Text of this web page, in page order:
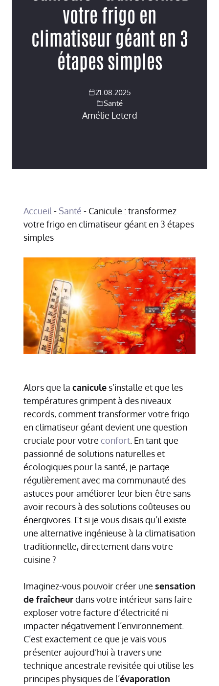
votre frigo en
climatiseur géant en 3
étapes simples
21.08.2025
Santé
Amélie Leterd
Accueil - Santé - Canicule : transformez
votre frigo en climatiseur géant en 3 étapes
simples
Alors que la canicule s’installe et que les
températures grimpent à des niveaux
records, comment transformer votre frigo
en climatiseur géant devient une question
cruciale pour votre confort. En tant que
passionné de solutions naturelles et
écologiques pour la santé, je partage
régulièrement avec ma communauté des
astuces pour améliorer leur bien-être sans
avoir recours à des solutions coûteuses ou
énergivores. Et si je vous disais qu’il existe
une alternative ingénieuse à la climatisation
traditionnelle, directement dans votre
cuisine ?
Imaginez-vous pouvoir créer une sensation
de fraîcheurdans votre intérieur sans faire
exploser votre facture d’électricité ni
impacter négativement l’environnement.
C’est exactement ce que je vais vous
présenter aujourd’hui à travers une
technique ancestrale revisitée qui utilise les
principes physiques de l’évaporation